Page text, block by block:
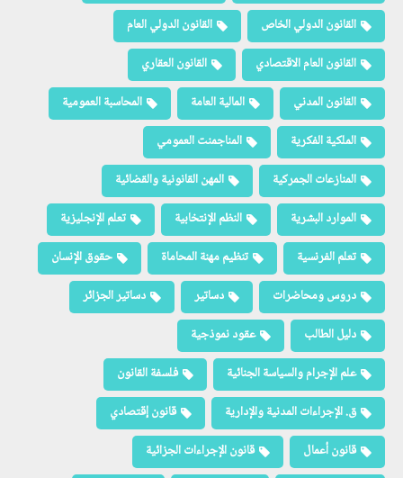
القانون الدولي الخاص
القانون الدولي العام
القانون العام الاقتصادي
القانون العقاري
القانون المدني
المالية العامة
المحاسبة العمومية
الملكية الفكرية
المناجمنت العمومي
المنازعات الجمركية
المهن القانونية والقضائية
الموارد البشرية
النظم الإنتخابية
تعلم الإنجليزية
تعلم الفرنسية
تنظيم مهنة المحاماة
حقوق الإنسان
دروس ومحاضرات
دساتير
دساتير الجزائر
دليل الطالب
عقود نموذجية
علم الإجرام والسياسة الجنائية
فلسفة القانون
ق. الإجراءات المدنية والإدارية
قانون إقتصادي
قانون أعمال
قانون الإجراءات الجزائية